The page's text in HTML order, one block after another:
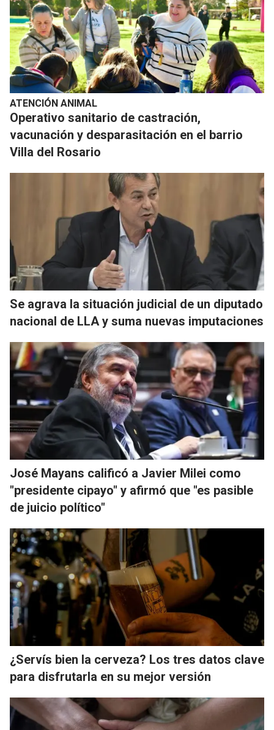
ATENCIÓN ANIMAL
Operativo sanitario de castración,
vacunación y desparasitación en el barrio
Villa del Rosario
Se agrava la situación judicial de un diputado
nacional de LLA y suma nuevas imputaciones
José Mayans calificó a Javier Milei como
"presidente cipayo" y afirmó que "es pasible
de juicio político"
¿Servís bien la cerveza? Los tres datos clave
para disfrutarla en su mejor versión